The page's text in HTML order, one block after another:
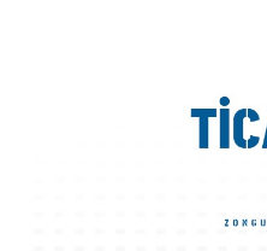
İl Kadın